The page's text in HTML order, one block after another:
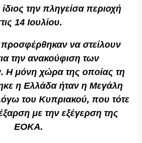
την πληγείσα περιοχή
14 Ιουλίου.
να στείλουν
την ανακούφιση των
Η μόνη χώρα της οποίας τη
η Ελλάδα ήταν η Μεγάλη
του Κυπριακού, που τότε
με την εξέγερση της
ΕΟΚΑ.